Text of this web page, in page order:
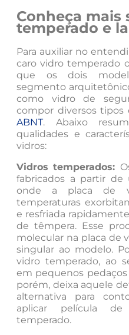
Conheça mais
temperado e
Para auxiliar no
caro vidro temperado
que os dois
segmento
como vidro de
compor diversos tipos
ABNT. Abaixo
qualidades e
vidros:
Vidros temperados:
fabricados a partir
onde a placa de
temperaturas
e resfriada
de têmpera. Esse
molecular na placa de
singular ao modelo.
vidro temperado, ao
em pequenos
porém, deixa aquele
alternativa para
aplicar película
temperado.